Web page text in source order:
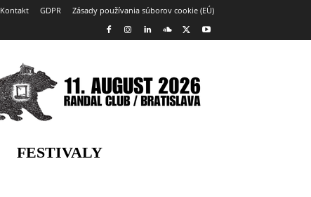
Kontakt GDPR Zásady používania súborov cookie (EÚ)
FESTIVALY